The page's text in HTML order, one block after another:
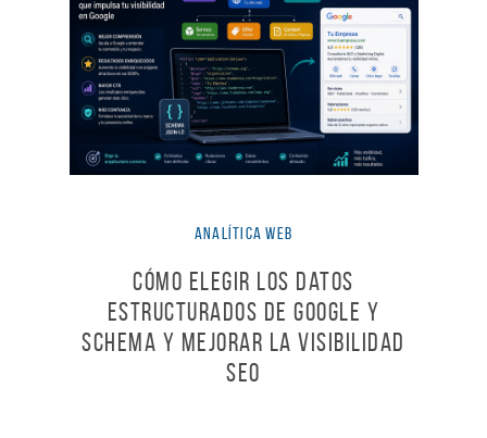
Analítica Web
Cómo elegir los Datos
estructurados de Google y
Schema y mejorar la visibilidad
SEO